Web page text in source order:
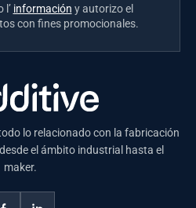
l’ información y autorizo el
con fines promocionales.
lo relacionado con la fabricación
el ámbito industrial hasta el
maker.